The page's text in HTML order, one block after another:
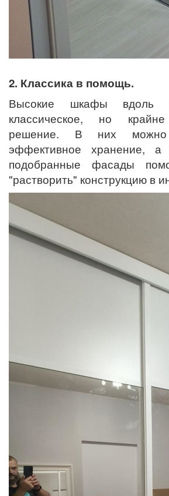
2. Классика в помощь.
Высокие шкафы
классическое, но
решение. В них можно
эффективное хранение, а
подобранные фасады
"растворить" конструкцию в